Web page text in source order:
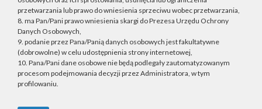
przetwarzania lub prawo do wniesienia sprzeciwu wobec przetwarzania,
8. ma Pan/Pani prawo wniesienia skargi do Prezesa Urzędu Ochrony
Danych Osobowych,
9. podanie przez Pana/Panią danych osobowych jest fakultatywne
(dobrowolne) w celu udostępnienia strony internetowej,
10. Pana/Pani dane osobowe nie będą podlegały zautomatyzowanym
procesom podejmowania decyzji przez Administratora, w tym
profilowaniu.